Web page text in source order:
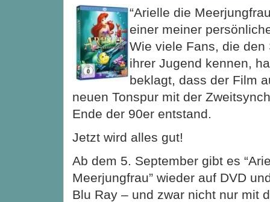
“Arielle die
einer meiner
Wie viele Fans, die den
ihrer Jugend kennen,
beklagt, dass der Film
neuen Tonspur mit der
Ende der 90er entstand.
Jetzt wird alles gut!
Ab dem 5. September gibt es
Meerjungfrau” wieder auf DVD
Blu Ray – und zwar nicht nur mit